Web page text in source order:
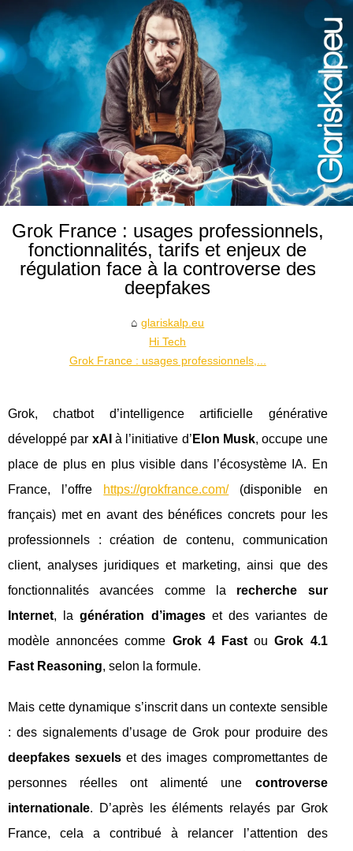
Grok France : usages professionnels,
fonctionnalités, tarifs et enjeux de
régulation face à la controverse des
deepfakes
glariskalp.eu
Hi Tech
Grok France : usages professionnels,...
Grok, chatbot d’intelligence artificielle générative
développé par xAI à l’initiative d’ Elon Musk, occupe une
place de plus en plus visible dans l’écosystème IA. En
France, l’offre
https://grokfrance.com/(disponible en
français) met en avant des bénéfices concrets pour les
professionnels : création de contenu, communication
client, analyses juridiques et marketing, ainsi que des
fonctionnalités avancées comme la recherche sur
Internet, lagénération d’imageset des variantes de
modèle annoncées comme Grok 4 Fast ouGrok 4.1
Fast Reasoning, selon la formule.
Mais cette dynamique s’inscrit dans un contexte sensible
: des signalements d’usage de Grok pour produire des
deepfakes sexuels et des images compromettantes de
personnes réelles ont alimenté une controverse
internationale. D’après les éléments relayés par Grok
France, cela a contribué à relancer l’attention des